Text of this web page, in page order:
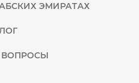
ЭМИРАТАХ
ВОПРОСЫ